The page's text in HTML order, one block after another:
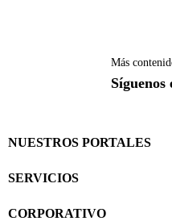
Más
Síguenos
NUESTROS PORTALES
SERVICIOS
CORPORATIVO